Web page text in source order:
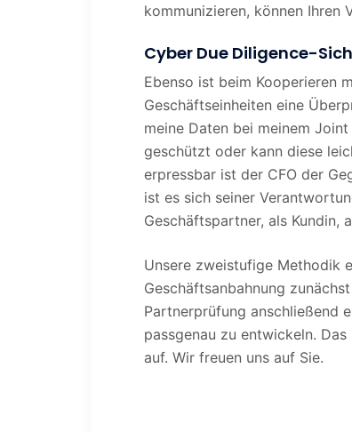
kommunizieren, können Ihren
Cyber Due Diligence-
Ebenso ist beim Kooperieren
Geschäftseinheiten eine
meine Daten bei meinem
geschützt oder kann diese
erpressbar ist der CFO der
ist es sich seiner
Geschäftspartner, als Kundin,
Unsere zweistufige Methodik
Geschäftsanbahnung
Partnerprüfung anschließend
passgenau zu entwickeln.
auf. Wir freuen uns auf Sie.